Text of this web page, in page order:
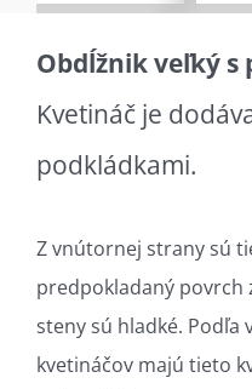
Obdĺžnik veľký
Kvetináč je
podkládkami.
Z vnútornej strany sú
predpokladaný povrch
steny sú hladké. Podľa
kvetináčov majú tieto